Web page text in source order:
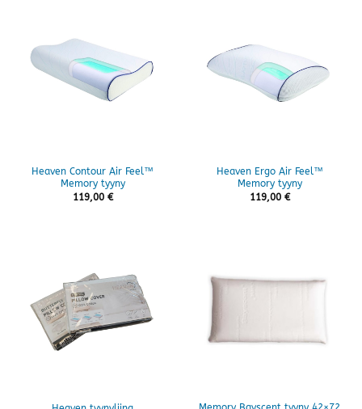
Heaven Contour Air Feel™
Memory tyyny
119,00 €
Heaven Ergo Air Feel™
Memory tyyny
119,00 €